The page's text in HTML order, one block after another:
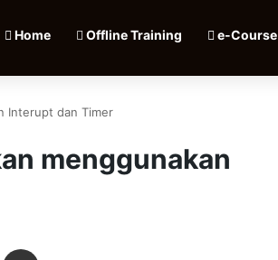
Home Offline Training e-Course
Interupt dan Timer
menggunakan
LinkedIn